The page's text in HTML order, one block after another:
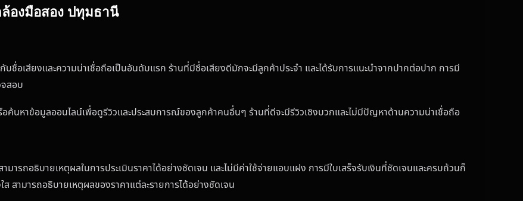
องมือสอง ปทุมธานี
อเสียงและความน่าเชื่อถือเป็นอันดับแรก ร้านที่มีชื่อเสียงดีมักจะมีลูกค้าประจำ และได้รับการแนะนำจากปากต่อปาก การมี
สอบ
นหาข้อมูลออนไลน์เพื่อดูรีวิวและประสบการณ์ของลูกค้าคนอื่นๆ ร้านที่ดีจะมีรีวิวเชิงบวกและไม่มีปัญหาด้านความน่าเชื่อถือ
ารถอธิบายเหตุผลในการประเมินราคาได้อย่างชัดเจน และไม่มีค่าใช้จ่ายแอบแฝง การมีใบเสร็จรับเงินที่ชัดเจนและครบถ้วนก็
ส สามารถอธิบายเหตุผลของราคาแต่ละรายการได้อย่างชัดเจน